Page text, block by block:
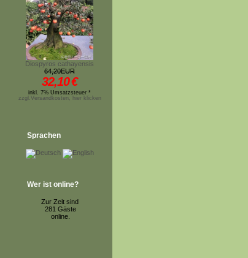
Diospyros cathayensis
64,20EUR
32,10€
inkl. 7% Umsatzsteuer *
zzgl.Versandkosten, hier klicken
Sprachen
Wer ist online?
Zur Zeit sind
281 Gäste
online.